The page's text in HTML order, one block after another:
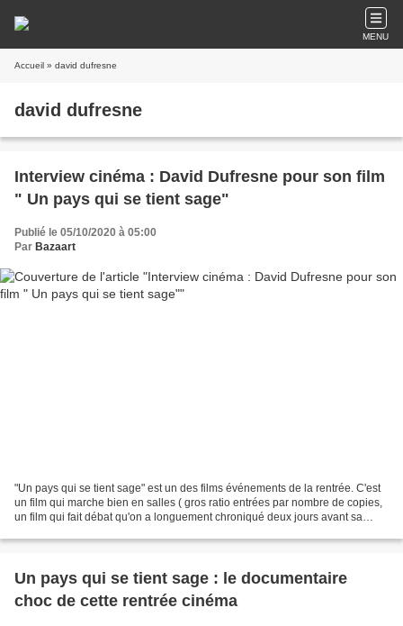
MENU
Accueil » david dufresne
david dufresne
Interview cinéma : David Dufresne pour son film
" Un pays qui se tient sage"
Publié le 05/10/2020 à 05:00
Par Bazaart
"Un pays qui se tient sage" est un des films événements de la rentrée. C'est
un film qui marche bien en salles ( gros ratio entrées par nombre de copies,
un film qui fait débat qu'on a longuement chroniqué deux jours avant sa
Un pays qui se tient sage : le documentaire
choc de cette rentrée cinéma